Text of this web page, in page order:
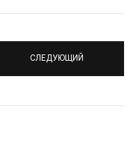
СЛЕДУЮЩИЙ